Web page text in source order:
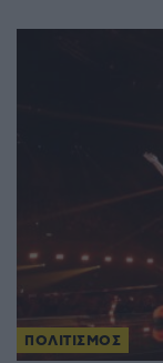
ΠΟΛΙΤΙΣΜΟΣ